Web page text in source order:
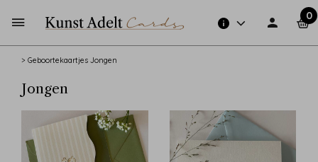
0
> Geboortekaartjes Jongen
Jongen